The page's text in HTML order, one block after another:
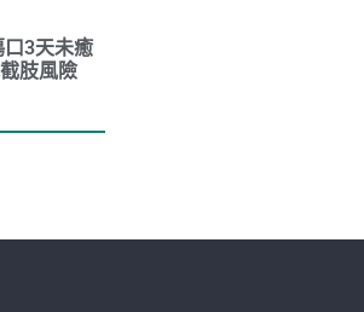
3天未癒
肢風險